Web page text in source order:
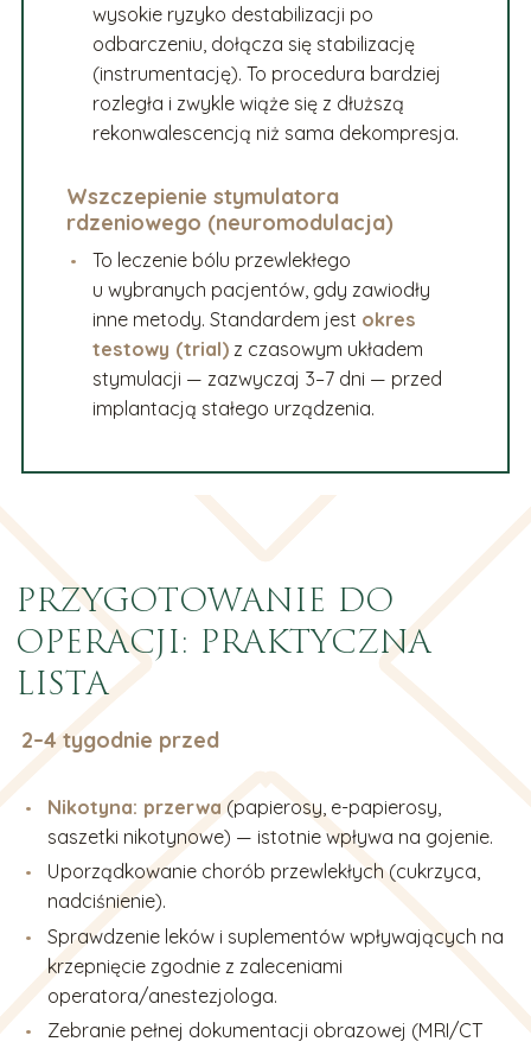
wysokie ryzyko destabilizacji po
odbarczeniu, dołącza się stabilizację
(instrumentację). To procedura bardziej
rozległa i zwykle wiąże się z dłuższą
rekonwalescencją niż sama dekompresja.
Wszczepienie stymulatora
rdzeniowego (neuromodulacja)
To leczenie bólu przewlekłego
u wybranych pacjentów, gdy zawiodły
inne metody. Standardem jest okres
testowy (trial) z czasowym układem
stymulacji — zazwyczaj 3–7 dni — przed
implantacją stałego urządzenia.
PRZYGOTOWANIE DO
OPERACJI: PRAKTYCZNA
LISTA
2–4 tygodnie przed
Nikotyna: przerwa(papierosy, e-papierosy,
saszetki nikotynowe) — istotnie wpływa na gojenie.
Uporządkowanie chorób przewlekłych (cukrzyca,
nadciśnienie).
Sprawdzenie leków i suplementów wpływających na
krzepnięcie zgodnie z zaleceniami
operatora/anestezjologa.
Zebranie pełnej dokumentacji obrazowej (MRI/CT